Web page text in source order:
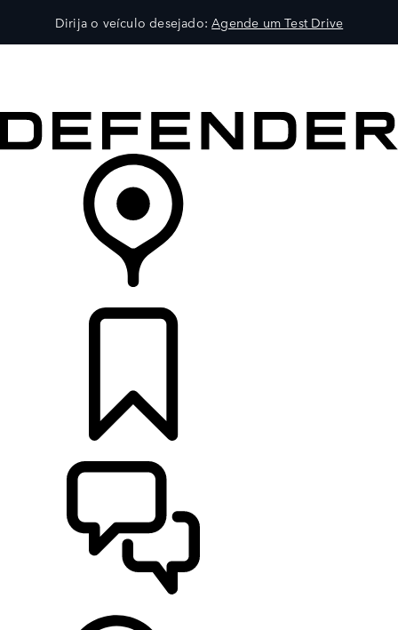
Dirija o veículo desejado:Agende um Test Drive